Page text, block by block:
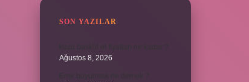
SON YAZILAR
Ağustos 8, 2026